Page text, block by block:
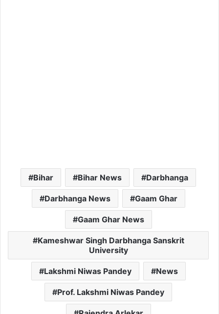
Bihar Bihar News Darbhanga
Darbhanga News Gaam Ghar
Gaam Ghar News
Kameshwar Singh Darbhanga Sanskrit
University
Lakshmi Niwas Pandey News
Prof. Lakshmi Niwas Pandey